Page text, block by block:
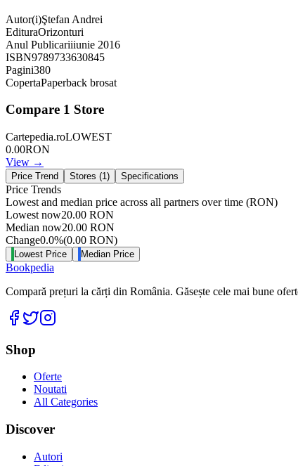
Autor(i)Ştefan Andrei
EdituraOrizonturi
Anul Publicariiiunie 2016
ISBN9789733630845
Pagini380
CopertaPaperback brosat
Compare 1 Store
Cartepedia.roLOWEST
0.00RON
View →
Price Trend Stores (1 ) Specifications
Price Trends
Lowest and median price across all partners over time (RON)
Lowest now20.00 RON
Median now20.00 RON
Change0.0%(0.00 RON)
Lowest Price Median Price
Bookpedia
Compară prețuri la cărți din România. Găsește cele mai bune
Facebook
Twitter
Shop
Oferte
Noutati
All Categories
Discover
Autori